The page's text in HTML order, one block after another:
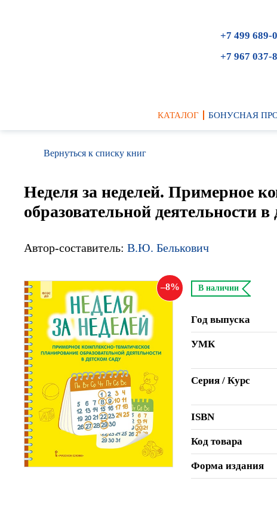
+7 499 689-
+7 967 037-
КАТАЛОГ БОНУСНАЯ
Вернуться к списку книг
Неделя за неделей. Примерное
образовательной деятельности в
Автор-составитель: В.Ю. Белькович
8 В наличии
Год выпуска
УМК
Серия / Курс
ISBN
Код товара
Форма издания